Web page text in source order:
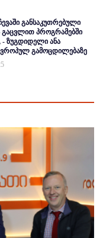
განსაკუთრებული
პროგრამებში
- ზუგდიდელი ანა
გამოცდილებაზე